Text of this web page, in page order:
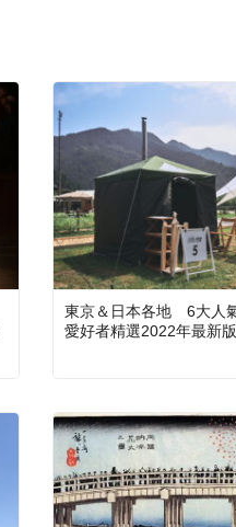
東京＆日本各地 6大人
愛好者精選2022年最新版